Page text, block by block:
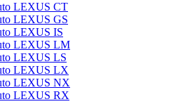
LEXUS CT
LEXUS GS
LEXUS IS
LEXUS LM
LEXUS LS
LEXUS LX
LEXUS NX
LEXUS RX